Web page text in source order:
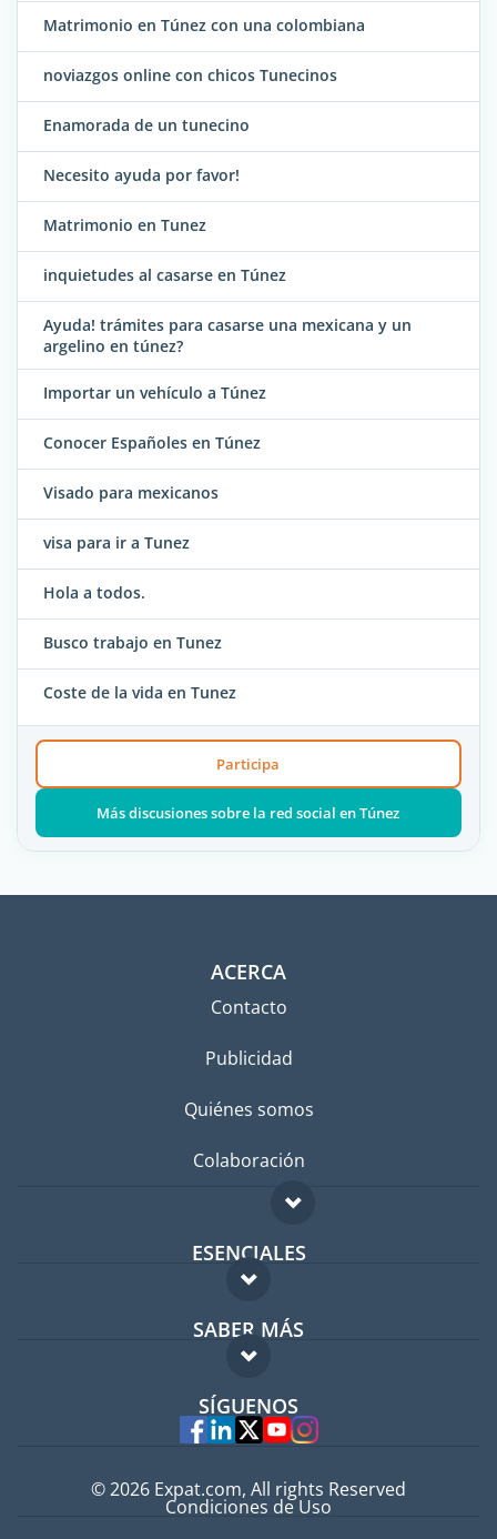
Matrimonio en Túnez con una colombiana
noviazgos online con chicos Tunecinos
Enamorada de un tunecino
Necesito ayuda por favor!
Matrimonio en Tunez
inquietudes al casarse en Túnez
Ayuda! trámites para casarse una mexicana y un
argelino en túnez?
Importar un vehículo a Túnez
Conocer Españoles en Túnez
Visado para mexicanos
visa para ir a Tunez
Hola a todos.
Busco trabajo en Tunez
Coste de la vida en Tunez
Participa
Más discusiones sobre la red social en Túnez
ACERCA
Contacto
Publicidad
Quiénes somos
Colaboración
ESENCIALES
Foro para expatriados
Guía para expatriados
Trabajos en el extranjero
SABER MÁS
FAQ
Expertos
SÍGUENOS
© 2026 Expat.com, All rights Reserved
Condiciones de Uso